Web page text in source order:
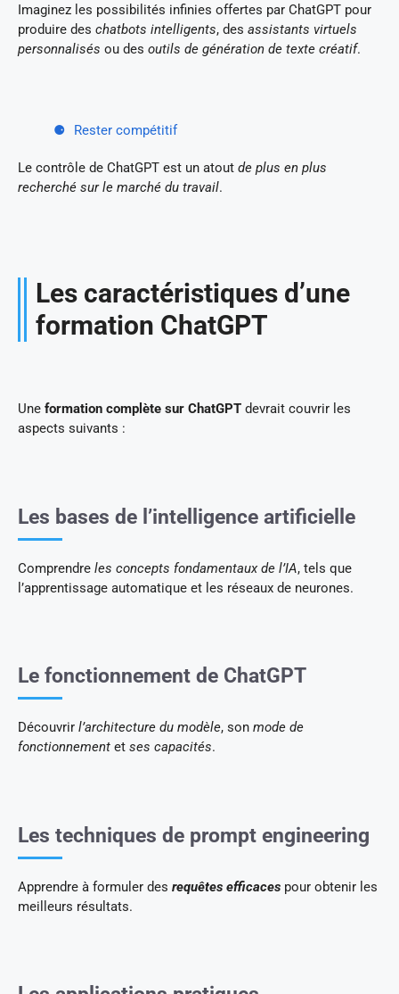
Imaginez les possibilités infinies offertes par ChatGPT pour
produire des chatbots intelligents, des assistants virtuels
personnalisés ou des outils de génération de texte créatif.
Rester compétitif
Le contrôle de ChatGPT est un atout de plus en plus
recherché sur le marché du travail.
Les caractéristiques d’une
formation ChatGPT
Une formation complète sur ChatGPT devrait couvrir les
aspects suivants :
Les bases de l’intelligence artificielle
Comprendre les concepts fondamentaux de l’IA, tels que
l’apprentissage automatique et les réseaux de neurones.
Le fonctionnement de ChatGPT
Découvrir l’architecture du modèle, son mode de
fonctionnement et ses capacités.
Les techniques de prompt engineering
Apprendre à formuler des requêtes efficaces pour obtenir les
meilleurs résultats.